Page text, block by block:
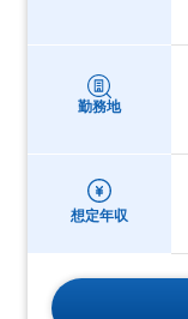
勤務地
想定年収